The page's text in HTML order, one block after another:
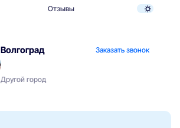
Отзывы
Волгоград Заказать звонок
Другой город